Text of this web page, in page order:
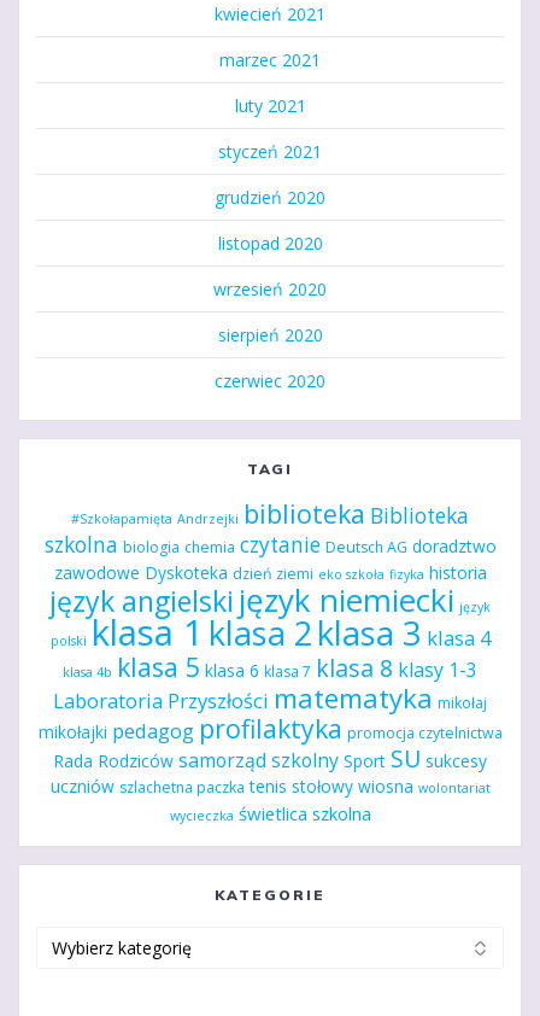
kwiecień 2021
marzec 2021
luty 2021
styczeń 2021
grudzień 2020
listopad 2020
wrzesień 2020
sierpień 2020
czerwiec 2020
TAGI
#Szkołapamięta Andrzejki biblioteka Biblioteka
szkolna biologia chemia czytanie Deutsch AG doradztwo
zawodowe Dyskoteka dzień ziemi eko szkoła fizyka historia
język angielski język niemiecki język
polski klasa 1 klasa 2klasa 3 klasa 4
klasa 4b klasa 5 klasa 6 klasa 7 klasa 8 klasy 1-3
Laboratoria Przyszłości matematyka mikołaj
mikołajki pedagog profilaktyka promocja czytelnictwa
Rada Rodziców samorząd szkolny Sport SU sukcesy
uczniów szlachetna paczka tenis stołowy wiosna wolontariat
wycieczka świetlica szkolna
KATEGORIE